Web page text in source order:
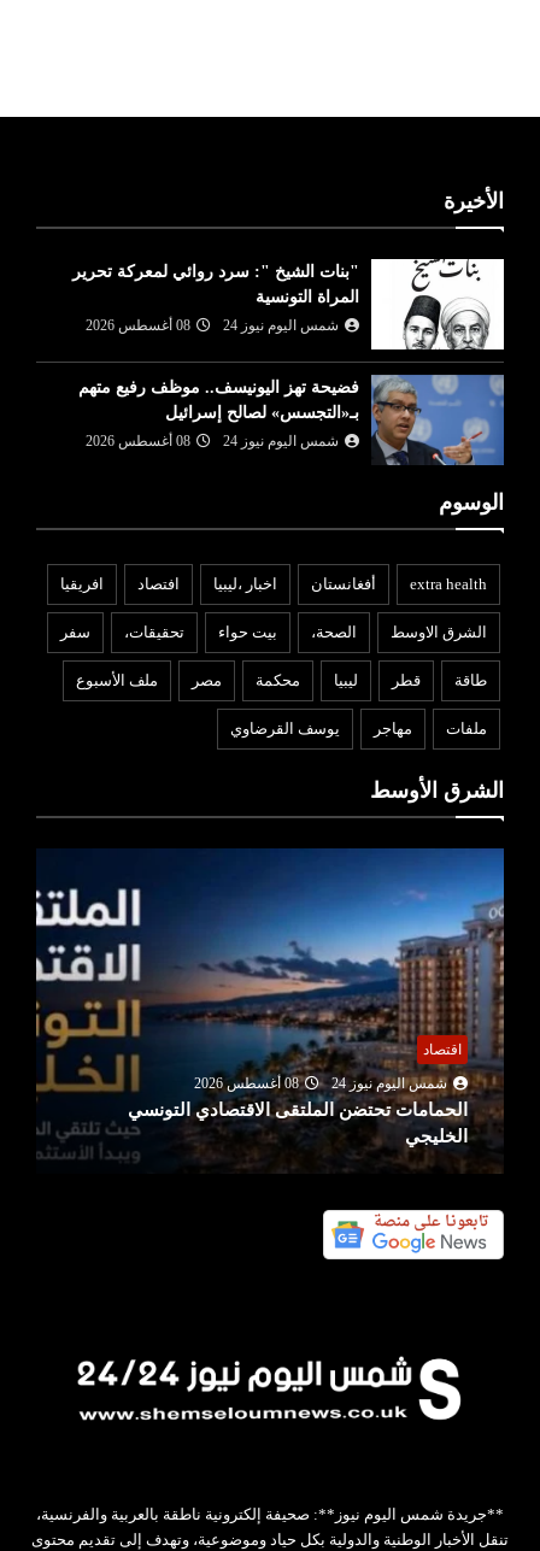
الأخيرة
"بنات الشيخ ": سرد روائي لمعركة تحرير
المراة التونسية
شمس اليوم نيوز 24 08 أغسطس 2026
فضيحة تهز اليونيسف.. موظف رفيع متهم
بـ«التجسس» لصالح إسرائيل
شمس اليوم نيوز 24 08 أغسطس 2026
الوسوم
extra health أفغانستان اخبار ،ليبيا افتصاد افريقيا
الشرق الاوسط الصحة، بيت حواء تحقيقات، سفر
طاقة قطر ليبيا محكمة مصر ملف الأسبوع
ملفات مهاجر يوسف القرضاوي
الشرق الأوسط
اقتصاد
شمس اليوم نيوز 24
08 أغسطس 2026
الحمامات تحتضن الملتقى الاقتصادي التونسي
الخليجي
**جريدة شمس اليوم نيوز**: صحيفة إلكترونية ناطقة بالعربية والفرنسية،
تنقل الأخبار الوطنية والدولية بكل حياد وموضوعية، وتهدف إلى تقديم محتوى